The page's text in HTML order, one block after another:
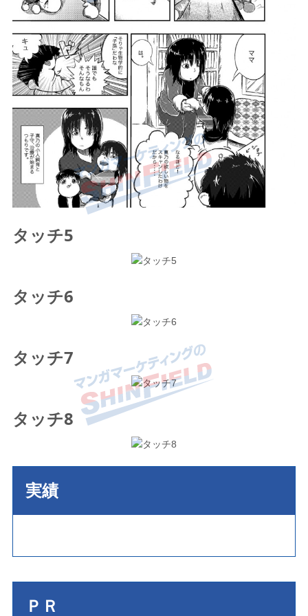
タッチ5
タッチ6
タッチ7
タッチ8
実績
ＰＲ